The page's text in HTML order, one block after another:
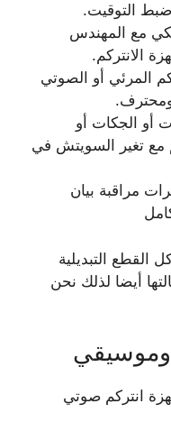
التوقيت.
مع المهندس
الانتركم.
المرئي أو الصوتي
أو الجكات أو
مع تغير السويتش في
مراقبة بيان
القطع التبديلية
أيضا لذلك نحن
وموسيقي
انتركم صوتي